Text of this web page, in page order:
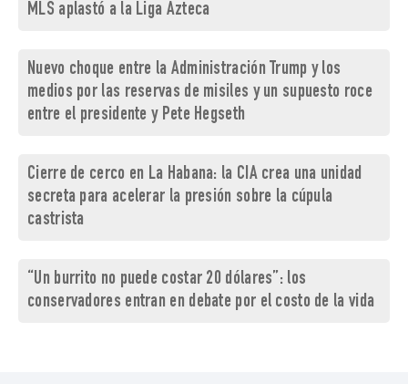
MLS aplastó a la Liga Azteca
Nuevo choque entre la Administración Trump y los
medios por las reservas de misiles y un supuesto roce
entre el presidente y Pete Hegseth
Cierre de cerco en La Habana: la CIA crea una unidad
secreta para acelerar la presión sobre la cúpula
castrista
“Un burrito no puede costar 20 dólares”: los
conservadores entran en debate por el costo de la vida